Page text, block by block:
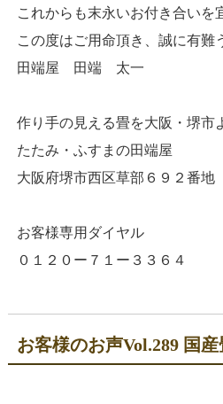
これからも末永いお付き合いを
この度はご用命頂き、誠に有難
田端屋 田端 太一
作り手の見える畳を大阪・堺市
たたみ・ふすまの田端屋
大阪府堺市西区草部６９２番地
お客様専用ダイヤル
０１２０ー７１ー３３６４
お客様のお声Vol.289 国産